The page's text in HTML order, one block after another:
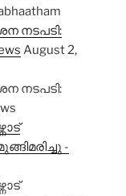
നടപടി:
August 2,
നടപടി:
-